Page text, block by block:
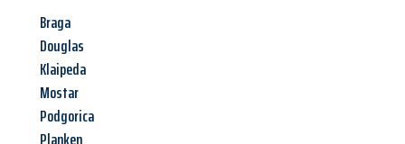
Braga
Douglas
Klaipeda
Mostar
Podgorica